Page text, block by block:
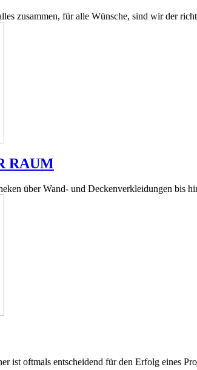
zusammen, für alle Wünsche, sind wir der
RAUM
über Wand- und Deckenverkleidungen bis
ist oftmals entscheidend für den Erfolg eines